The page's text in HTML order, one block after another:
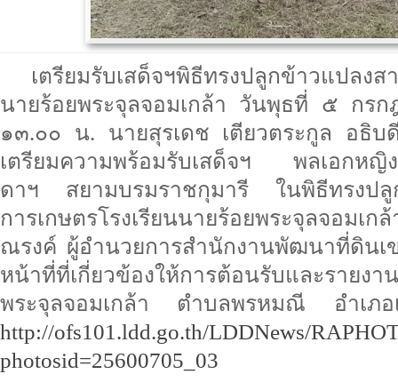
เตรียมรับเสด็จฯพิธีทรงปลูกข้าวแปลงส
นายร้อยพระจุลจอมเกล้า วันพุธที่ ๕ กร
๑๓.๐๐ น. นายสุรเดช เตียวตระกูล อธิ
เตรียมความพร้อมรับเสด็จฯ พลเอกหญิง
ดาฯ สยามบรมราชกุมารี ในพิธีทรง
การเกษตรโรงเรียนนายร้อยพระจุลจอม
ณรงค์ ผู้อำนวยการสำนักงานพัฒนาที่ดินเ
หน้าที่ที่เกี่ยวข้องให้การต้อนรับและรายง
พระจุลจอมเกล้า ตำบลพรหมณี อำเภ
http://ofs101.ldd.go.th/LDDNews/
photosid=25600705_03